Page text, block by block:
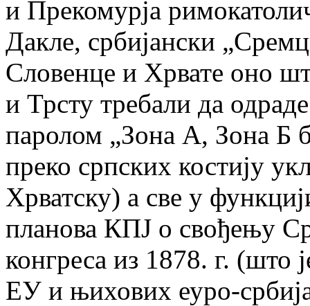
и Прекомурја
Дакле, србијански
Словенце и Хрвате оно
и Трсту требали да
паролом „Зона А, Зона Б
преко српских костију
Хрватску) а све у
планова КПЈ о свођењу
конгреса из 1878. г.
ЕУ и њихових еуро-